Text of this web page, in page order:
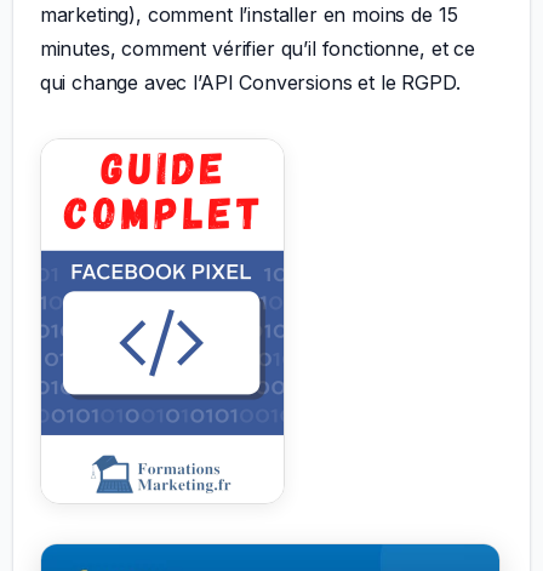
marketing), comment l’installer en moins de 15
minutes, comment vérifier qu’il fonctionne, et ce
qui change avec l’API Conversions et le RGPD.